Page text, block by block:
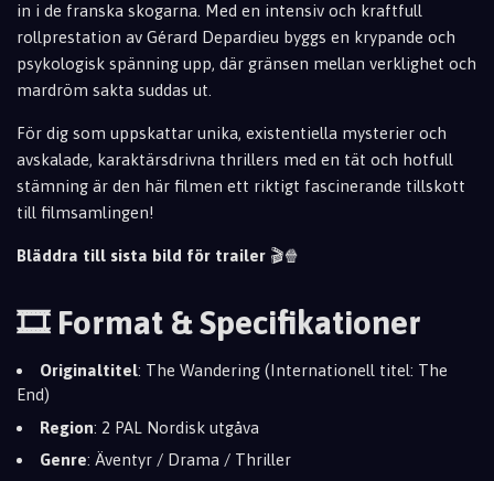
in i de franska skogarna. Med en intensiv och kraftfull
rollprestation av Gérard Depardieu byggs en krypande och
psykologisk spänning upp, där gränsen mellan verklighet och
mardröm sakta suddas ut.
För dig som uppskattar unika, existentiella mysterier och
avskalade, karaktärsdrivna thrillers med en tät och hotfull
stämning är den här filmen ett riktigt fascinerande tillskott
till filmsamlingen!
Bläddra till sista bild för trailer 🎬🍿
🎞️ Format & Specifikationer
Originaltitel: The Wandering (Internationell titel: The
End)
Region: 2 PAL Nordisk utgåva
Genre: Äventyr / Drama / Thriller